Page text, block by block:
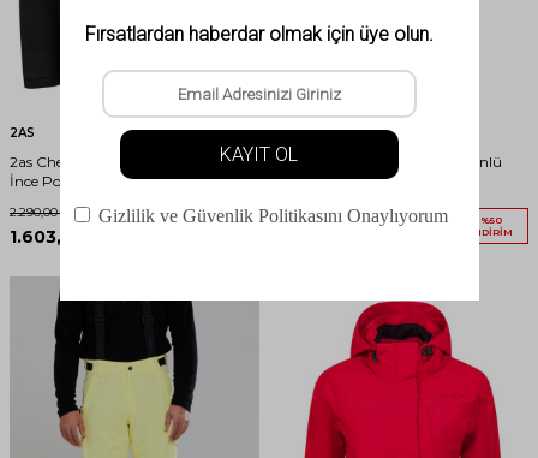
2AS
2as Chestert Erkek Tam Fermuarlı
İnce Polar Sweatshırt Siyah
2.290,00TL
1.603,00
%30
2AS
2AS Wıllow Çocuk Merino Yünlü
Pantolon Antrasit
3.490,00TL %50
İNDIRIM